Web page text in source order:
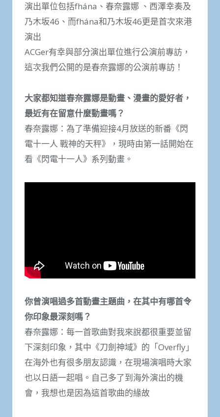
演出單位包括fhána、春奈露娜 、西澤幸奏及
乃木坂46、而fhána和乃木坂46更是首次來港
演出
ACGer有幸與部分演出單位進行公演前專訪，
這次我們公開的是春奈露娜的公演前專訪！
大家都知道春奈露娜是動畫、漫畫的愛好者，
最近有在留意什麼動畫嗎？
春奈露娜：為了準備迎接4月放送的新番《閃
電十一人 戰神的天秤》，現時由第一話開始在
看《閃電十一人》系列動畫。
你曾演唱過多首動畫主題曲，在其中有哪首令
你印象最深刻嗎？
春奈露娜：每一首歌曲對我來說都很重要並留
下深刻印象，其中《刀劍神域》的「Overfly」
在海外也有很多朋友認識，在現場演唱時大家
也以日語一起唱。自己多了到海外演出的機
會，我想也是因為這首歌曲的緣故